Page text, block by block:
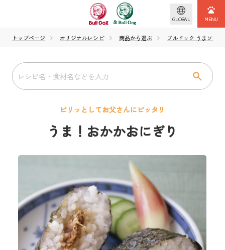
GLOBAL
トップページ オリジナルレシピ 商品から選ぶ ブルドック うまソース
ピリッとしてお父さんにピッタリ
うま！おかかおにぎり